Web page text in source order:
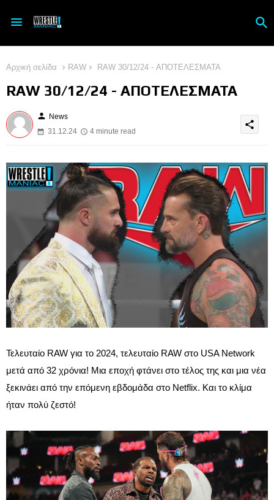
Αρχική σελίδα RAW RAW 30/12/24 - ΑΠΟΤΕΛΕΣΜΑΤΑ
RAW 30/12/24 - ΑΠΟΤΕΛΕΣΜΑΤΑ
person News
31.12.24
4 minute read
share
Τελευταίο RAW για το 2024, τελευταίο RAW στο USA Network
μετά από 32 χρόνια! Μια εποχή φτάνει στο τέλος της και μια νέα
ξεκινάει από την επόμενη εβδομάδα στο Netflix. Και το κλίμα
ήταν πολύ ζεστό!